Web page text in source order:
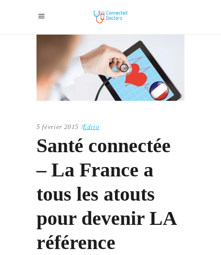
5 février 2015 Edito
Santé connectée
– La France a
tous les atouts
pour devenir LA
référence